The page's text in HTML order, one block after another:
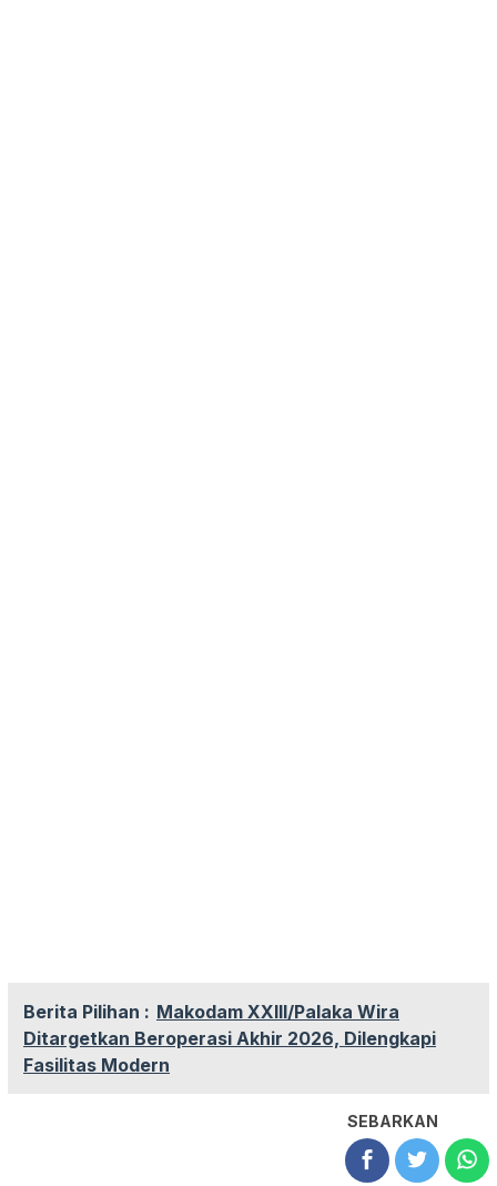
Berita Pilihan : Makodam XXIII/Palaka Wira
Ditargetkan Beroperasi Akhir 2026, Dilengkapi
Fasilitas Modern
SEBARKAN